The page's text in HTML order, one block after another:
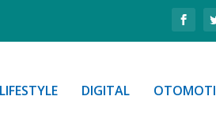
LIFESTYLE DIGITAL